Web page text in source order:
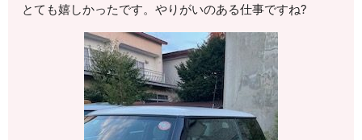
とても嬉しかったです。やりがいのある仕事ですね?